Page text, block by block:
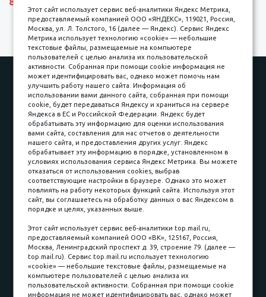
Наши работы
Оплата
Доставка и сборка
Гарантии
Карьера в компании
Контакты
Принимаем к оплате
Наличные
пл. Соляная, 6, стр. 16
8 (3822) 60-70-30
8 (3822) 50-39-09
8 (3822) 22-77-68
Этот сайт использует сервис веб-аналитики Яндекс Метрика,
предоставляемый компанией ООО «ЯНДЕКС», 119021, Россия,
Москва, ул. Л. Толстого, 16 (далее — Яндекс). Сервис Яндекс
Метрика использует технологию «cookie» — небольшие
текстовые файлы, размещаемые на компьютере
пользователей с целью анализа их пользовательской
активности. Собранная при помощи cookie информация не
может идентифицировать вас, однако может помочь нам
улучшить работу нашего сайта. Информация об
использовании вами данного сайта, собранная при помощи
cookie, будет передаваться Яндексу и храниться на сервере
Яндекса в ЕС и Российской Федерации. Яндекс будет
обрабатывать эту информацию для оценки использования
вами сайта, составления для нас отчетов о деятельности
нашего сайта, и предоставления других услуг. Яндекс
обрабатывает эту информацию в порядке, установленном в
условиях использования сервиса Яндекс Метрика. Вы можете
отказаться от использования cookies, выбрав
соответствующие настройки в браузере. Однако это может
повлиять на работу некоторых функций сайта. Используя этот
сайт, вы соглашаетесь на обработку данных о вас Яндексом в
порядке и целях, указанных выше.
Этот сайт использует сервис веб-аналитики top.mail.ru,
предоставляемый компанией ООО «ВК», 125167, Россия,
Москва, Ленинградский проспект д. 39, строение 79. (далее —
top.mail.ru). Сервис top.mail.ru использует технологию
«cookie» — небольшие текстовые файлы, размещаемые на
компьютере пользователей с целью анализа их
пользовательской активности. Собранная при помощи cookie
информация не может идентифицировать вас, однако может